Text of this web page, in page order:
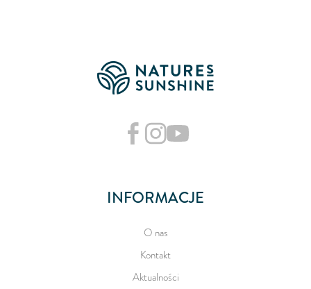
INFORMACJE
O nas
Kontakt
Aktualności